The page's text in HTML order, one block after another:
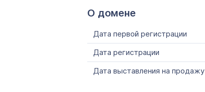
О домене
Дата первой регистрации
Дата регистрации
Дата выставления на продажу